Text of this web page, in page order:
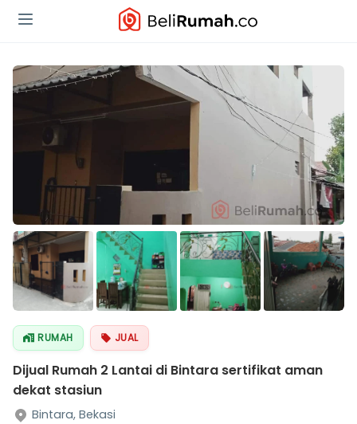
RUMAH JUAL
Dijual Rumah 2 Lantai di Bintara sertifikat aman
dekat stasiun
Bintara, Bekasi